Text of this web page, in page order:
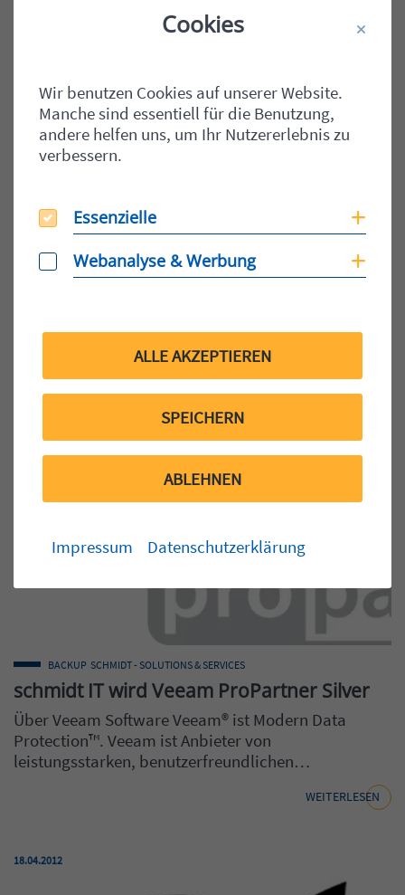
Trikot-Sponsoring VdS Spardorf
Spardorf mit einem neuen Trikotsatz Dieses Jahr…
schmidt IT wird Veeam ProPartner Silver
BACKUP SCHMIDT - SOLUTIONS & SERVICES
Über Veeam Software Veeam® ist Modern Data
Protection™. Veeam ist Anbieter von
leistungsstarken, benutzerfreundlichen…
WEITERLESEN
Veröffentlicht am:
18.04.2012
Cookies
Wir benutzen Cookies auf unserer Website.
Manche sind essentiell für die Benutzung,
andere helfen uns, um Ihr Nutzererlebnis zu
verbessern.
Essenzielle
Essenzielle
Webanalyse & Werbung
Webanalyse & Werbung
ALLE AKZEPTIEREN
SPEICHERN
ABLEHNEN
Impressum Datenschutzerklärung